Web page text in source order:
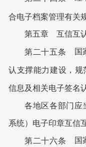
合电子档案管理有关
第五章 互信互
第二十五条 国
认支撑能力建设，
信息及相关电子签名
各地区各部门应
系统）电子印章互信
第二十六条 国